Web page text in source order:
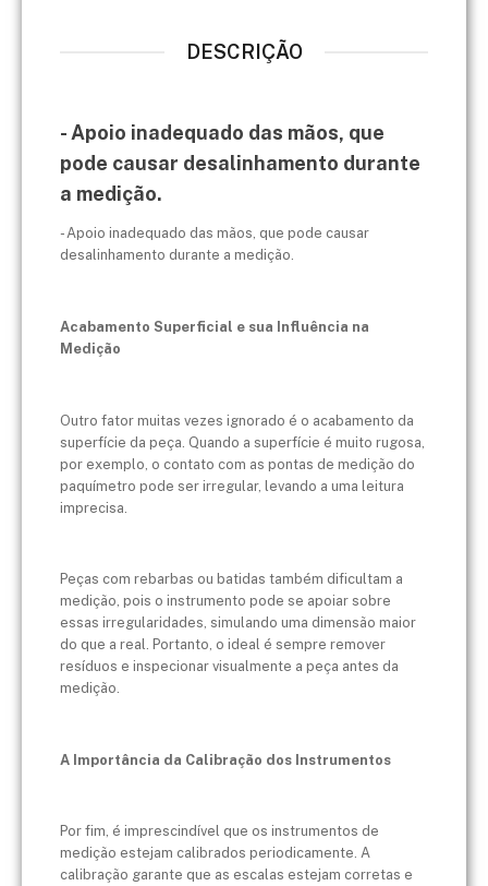
DESCRIÇÃO
- Apoio inadequado das mãos, que
pode causar desalinhamento durante
a medição.
- Apoio inadequado das mãos, que pode causar
desalinhamento durante a medição.
Acabamento Superficial e sua Influência na
Medição
Outro fator muitas vezes ignorado é o acabamento da
superfície da peça. Quando a superfície é muito rugosa,
por exemplo, o contato com as pontas de medição do
paquímetro pode ser irregular, levando a uma leitura
imprecisa.
Peças com rebarbas ou batidas também dificultam a
medição, pois o instrumento pode se apoiar sobre
essas irregularidades, simulando uma dimensão maior
do que a real. Portanto, o ideal é sempre remover
resíduos e inspecionar visualmente a peça antes da
medição.
A Importância da Calibração dos Instrumentos
Por fim, é imprescindível que os instrumentos de
medição estejam calibrados periodicamente. A
calibração garante que as escalas estejam corretas e